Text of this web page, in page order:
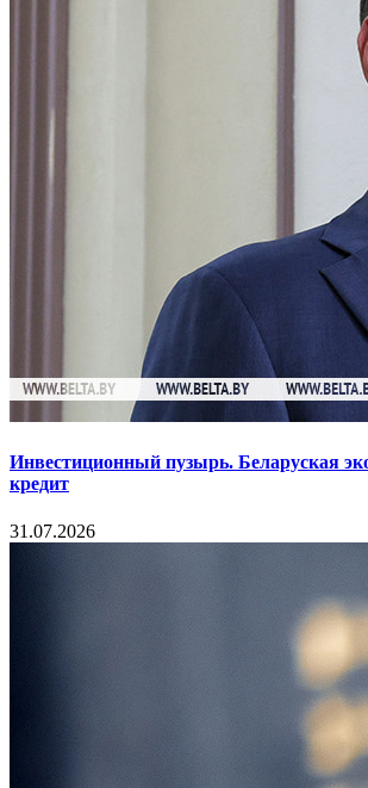
Инвестиционный пузырь. Беларуская
кредит
31.07.2026